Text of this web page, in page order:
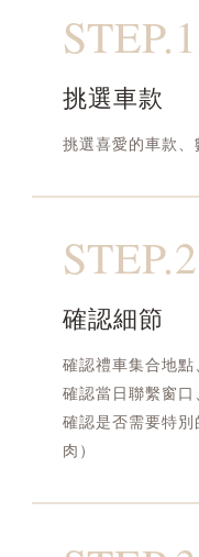
STEP.1
挑選車款
挑選喜愛的車款、
STEP.2
確認細節
確認禮車集合地點
確認當日聯繫窗口
確認是否需要特
肉）